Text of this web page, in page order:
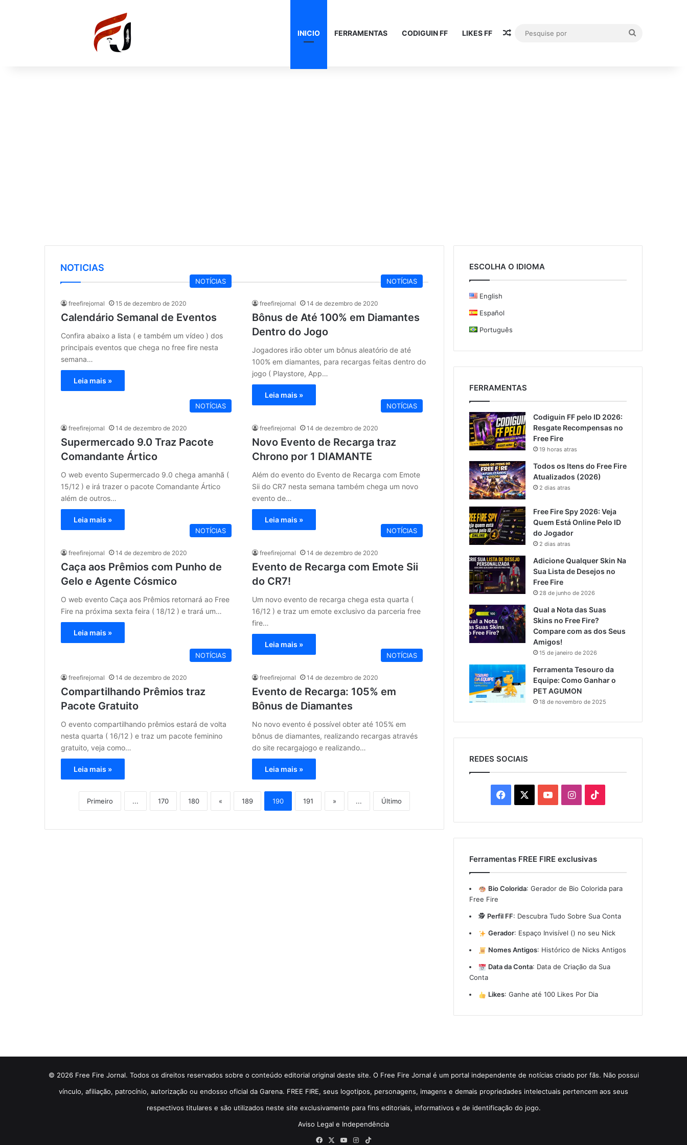
INICIO FERRAMENTAS CODIGUIN FF LIKES FF Artigo aleatório
NOTICIAS
NOTÍCIAS
freefirejornal 15 de dezembro de 2020
Calendário Semanal de Eventos
Confira abaixo a lista ( e também um vídeo ) dos
principais eventos que chega no free fire nesta
semana…
Leia mais »
NOTÍCIAS
freefirejornal 14 de dezembro de 2020
Bônus de Até 100% em Diamantes
Dentro do Jogo
Jogadores irão obter um bônus aleatório de até
100% em diamantes, para recargas feitas dentro do
jogo ( Playstore, App…
Leia mais »
NOTÍCIAS
freefirejornal 14 de dezembro de 2020
Supermercado 9.0 Traz Pacote
Comandante Ártico
O web evento Supermercado 9.0 chega amanhã (
15/12 ) e irá trazer o pacote Comandante Ártico
além de outros…
Leia mais »
NOTÍCIAS
freefirejornal 14 de dezembro de 2020
Novo Evento de Recarga traz
Chrono por 1 DIAMANTE
Além do evento do Evento de Recarga com Emote
Sii do CR7 nesta semana também chega um novo
evento de…
Leia mais »
NOTÍCIAS
freefirejornal 14 de dezembro de 2020
Caça aos Prêmios com Punho de
Gelo e Agente Cósmico
O web evento Caça aos Prêmios retornará ao Free
Fire na próxima sexta feira ( 18/12 ) e trará um…
Leia mais »
NOTÍCIAS
freefirejornal 14 de dezembro de 2020
Evento de Recarga com Emote Sii
do CR7!
Um novo evento de recarga chega esta quarta (
16/12 ) e traz um emote exclusivo da parceria free
fire…
Leia mais »
NOTÍCIAS
freefirejornal 14 de dezembro de 2020
Compartilhando Prêmios traz
Pacote Gratuito
O evento compartilhando prêmios estará de volta
nesta quarta ( 16/12 ) e traz um pacote feminino
gratuito, veja como…
Leia mais »
NOTÍCIAS
freefirejornal 14 de dezembro de 2020
Evento de Recarga: 105% em
Bônus de Diamantes
No novo evento é possível obter até 105% em
bônus de diamantes, realizando recargas através
do site recargajogo e realizando…
Leia mais »
Primeiro ... 170 180 « 189 190 191 » ... Último
ESCOLHA O IDIOMA
English
Español
Português
FERRAMENTAS
Codiguin FF pelo ID 2026:
Resgate Recompensas no
Free Fire
19 horas atras
Todos os Itens do Free Fire
Atualizados (2026)
2 dias atras
Free Fire Spy 2026: Veja
Quem Está Online Pelo ID
do Jogador
2 dias atras
Adicione Qualquer Skin Na
Sua Lista de Desejos no
Free Fire
28 de junho de 2026
Qual a Nota das Suas
Skins no Free Fire?
Compare com as dos Seus
Amigos!
15 de janeiro de 2026
Ferramenta Tesouro da
Equipe: Como Ganhar o
PET AGUMON
18 de novembro de 2025
REDES SOCIAIS
Facebook YouTubeInstagram
Ferramentas FREE FIRE exclusivas
Bio Colorida: Gerador de Bio Colorida para
Free Fire
🕵️ Perfil FF: Descubra Tudo Sobre Sua Conta
Gerador: Espaço Invisível (ㅤ) no seu Nick
Nomes Antigos: Histórico de Nicks Antigos
Data da Conta: Data de Criação da Sua
Conta
Likes: Ganhe até 100 Likes Por Dia
© 2026 Free Fire Jornal. Todos os direitos reservados sobre o conteúdo editorial original deste site. O Free Fire Jornal é um portal independente de notícias criado por fãs. Não possui
vínculo, afiliação, patrocínio, autorização ou endosso oficial da Garena. FREE FIRE, seus logotipos, personagens, imagens e demais propriedades intelectuais pertencem aos seus
respectivos titulares e são utilizados neste site exclusivamente para fins editoriais, informativos e de identificação do jogo.
Aviso Legal e Independência
Facebook
X YouTubeInstagram
TikTok